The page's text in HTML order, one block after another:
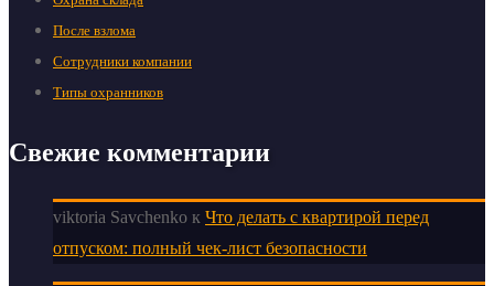
После взлома
Сотрудники компании
Типы охранников
Свежие комментарии
viktoria Savchenko к Что делать с квартирой перед
отпуском: полный чек-лист безопасности